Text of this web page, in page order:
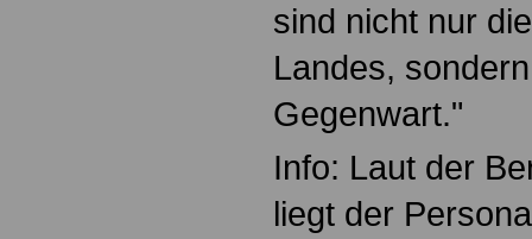
sind nicht nur
Landes,
Gegenwart."
Info: Laut der
liegt der